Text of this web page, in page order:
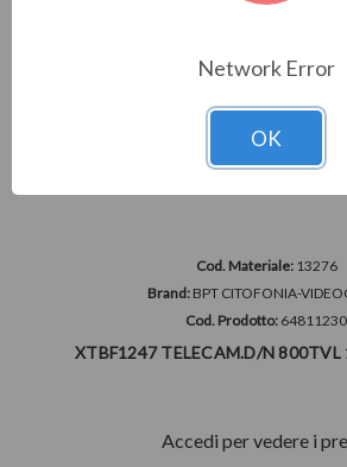
Cod. Materiale: 13276
Brand: BPT CITOFONIA-
Cod. Prodotto: 64811230
XTBF1247 TELECAM.D/N 800TVL
Accedi per vedere i
Network Error
OK